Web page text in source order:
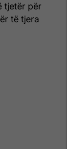
tjetër për
të tjera